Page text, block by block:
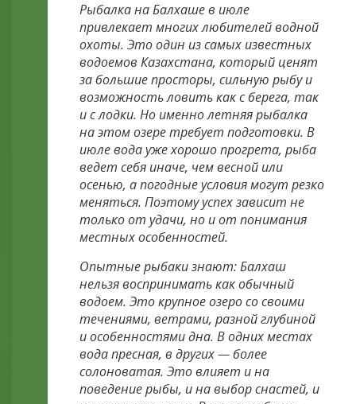
Рыбалка на Балхаше в июле
привлекает многих любителей водной
охоты. Это один из самых известных
водоемов Казахстана, который ценят
за большие просторы, сильную рыбу и
возможность ловить как с берега, так
и с лодки. Но именно летняя рыбалка
на этом озере требует подготовки. В
июле вода уже хорошо прогрета, рыба
ведет себя иначе, чем весной или
осенью, а погодные условия могут резко
меняться. Поэтому успех зависит не
только от удачи, но и от понимания
местных особенностей.
Опытные рыбаки знают: Балхаш
нельзя воспринимать как обычный
водоем. Это крупное озеро со своими
течениями, ветрами, разной глубиной
и особенностями дна. В одних местах
вода пресная, в других — более
солоноватая. Это влияет и на
поведение рыбы, и на выбор снастей, и